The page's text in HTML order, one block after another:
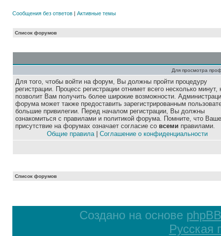
Сообщения без ответов | Активные темы
Список форумов
Для просмотра
Для того, чтобы войти на форум, Вы должны пройти процедуру
регистрации. Процесс регистрации отнимет всего несколько минут,
позволит Вам получить более широкие возможности.
форума может также предоставить зарегистрированным
большие привилегии. Перед началом регистрации, Вы должны
ознакомиться с правилами и политикой форума. Помните, что Ваше
присутствие на форумах означает согласие со всеми правилами.
Общие правила| Соглашение о конфиденциальности
Список форумов
Создано на основе phpBB
Русская